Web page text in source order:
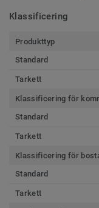
Klassificering
Produkttyp
Standard
Tarkett
Klassificering för
Standard
Tarkett
Klassificering för
Standard
Tarkett